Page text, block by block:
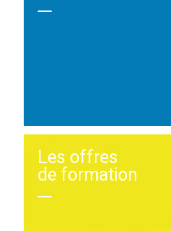
Les offres
de formation